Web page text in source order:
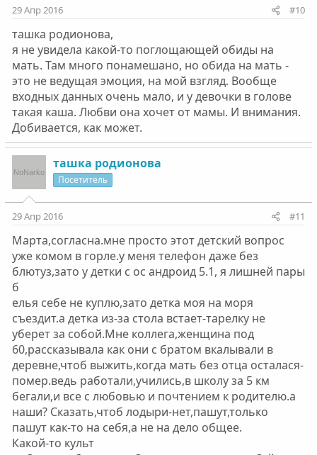
29 Апр 2016 #10
ташка родионова,
я не увидела какой-то поглощающей обиды на
мать. Там много понамешано, но обида на мать -
это не ведущая эмоция, на мой взгляд. Вообще
входных данных очень мало, и у девочки в голове
такая каша. Любви она хочет от мамы. И внимания.
Добивается, как может.
ташка родионова
Посетитель
29 Апр 2016 #11
Марта,согласна.мне просто этот детский вопрос
уже комом в горле.у меня телефон даже без
блютуз,зато у детки с ос андроид 5.1, я лишней пары
б
елья себе не куплю,зато детка моя на моря
съездит.а детка из-за стола встает-тарелку не
уберет за собой.Мне коллега,женщина под
60,рассказывала как они с братом вкалывали в
деревне,чтоб выжить,когда мать без отца осталася-
помер.ведь работали,учились,в школу за 5 км
бегали,и все с любовью и почтением к родителю.а
наши? Сказать,чтоб лодыри-нет,пашут,только
пашут как-то на себя,а не на дело общее.
Какой-то культ